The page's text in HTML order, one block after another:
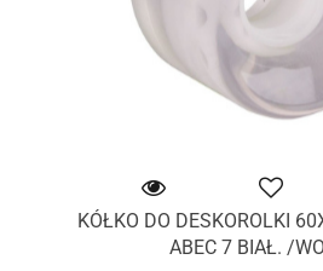
KÓŁKO DO DESKOROLKI
ABEC 7 BIAŁ. /